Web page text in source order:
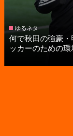
ゆるネタ
何で秋田の強豪
ッカーのための